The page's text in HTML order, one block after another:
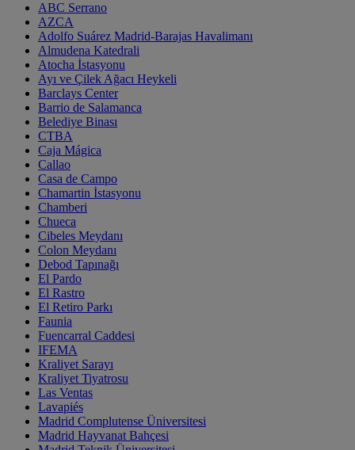
ABC Serrano
AZCA
Adolfo Suárez Madrid-Barajas Havalimanı
Almudena Katedrali
Atocha İstasyonu
Ayı ve Çilek Ağacı Heykeli
Barclays Center
Barrio de Salamanca
Belediye Binası
CTBA
Caja Mágica
Callao
Casa de Campo
Chamartin İstasyonu
Chamberi
Chueca
Cibeles Meydanı
Colon Meydanı
Debod Tapınağı
El Pardo
El Rastro
El Retiro Parkı
Faunia
Fuencarral Caddesi
IFEMA
Kraliyet Sarayı
Kraliyet Tiyatrosu
Las Ventas
Lavapiés
Madrid Complutense Üniversitesi
Madrid Hayvanat Bahçesi